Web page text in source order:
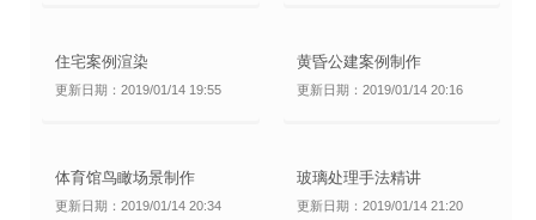
住宅案例渲染
更新日期：2019/01/14 19:55
黄昏公建案例制作
更新日期：2019/01/14 20:16
体育馆鸟瞰场景制作
更新日期：2019/01/14 20:34
玻璃处理手法精讲
更新日期：2019/01/14 21:20